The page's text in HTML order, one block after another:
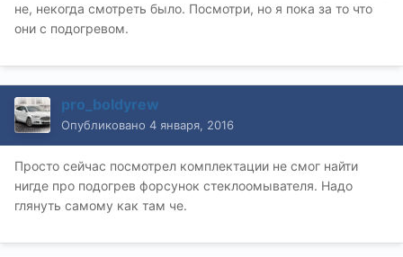
не, некогда смотреть было. Посмотри, но я пока за то что
они с подогревом.
pro_boldyrew
Опубликовано 4 января, 2016
Просто сейчас посмотрел комплектации не смог найти
нигде про подогрев форсунок стеклоомывателя. Надо
глянуть самому как там че.